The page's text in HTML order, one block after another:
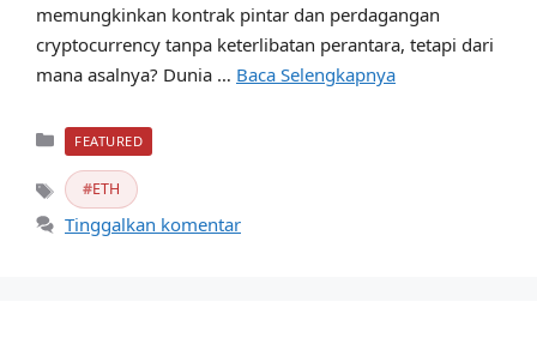
memungkinkan kontrak pintar dan perdagangan
cryptocurrency tanpa keterlibatan perantara, tetapi dari
mana asalnya? Dunia … Baca Selengkapnya
Kategori
FEATURED
Tag ETH
Tinggalkan komentar